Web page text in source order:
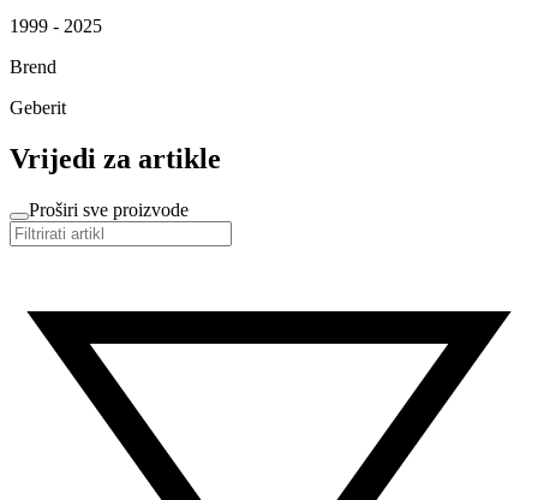
1999 - 2025
Brend
Geberit
Vrijedi za artikle
Proširi sve proizvode